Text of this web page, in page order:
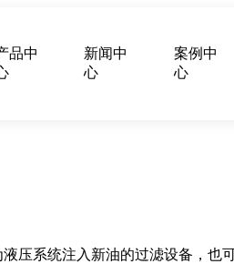
品中
新闻中
心
案例中
心
压系统注入新油的过滤设备，也